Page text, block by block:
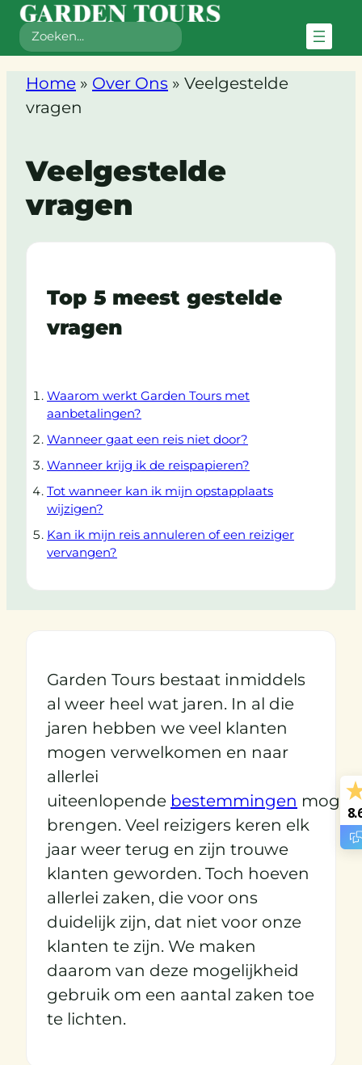
naar
Zoeken
Home » Over Ons » Veelgestelde
vragen
Veelgestelde
vragen
Top 5 meest gestelde
vragen
Waarom werkt Garden Tours met
aanbetalingen?
Wanneer gaat een reis niet door?
Wanneer krijg ik de reispapieren?
Tot wanneer kan ik mijn opstapplaats
wijzigen?
Kan ik mijn reis annuleren of een reiziger
vervangen?
Garden Tours bestaat inmiddels
al weer heel wat jaren. In al die
jaren hebben we veel klanten
mogen verwelkomen en naar
allerlei
uiteenlopende bestemmingen mogen
brengen. Veel reizigers keren elk
jaar weer terug en zijn trouwe
klanten geworden. Toch hoeven
allerlei zaken, die voor ons
duidelijk zijn, dat niet voor onze
klanten te zijn. We maken
daarom van deze mogelijkheid
gebruik om een aantal zaken toe
te lichten.